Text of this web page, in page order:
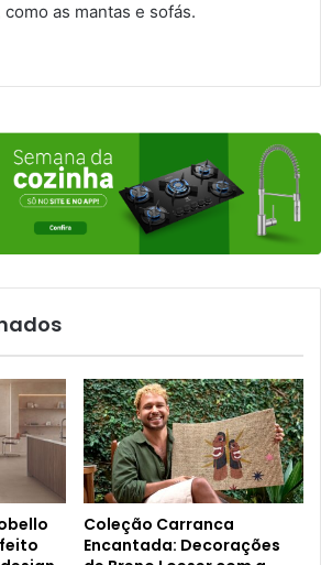
as mantas e sofás.
Coleção Carranca
Encantada: Decorações